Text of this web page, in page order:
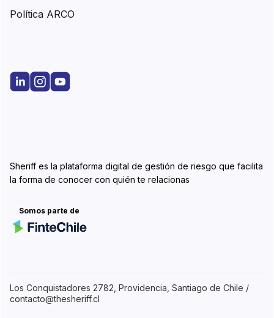
Sheriff es la plataforma digital de gestión de riesgo que facilita
la forma de conocer con quién te relacionas
Somos parte de
Política ARCO
Los Conquistadores 2782, Providencia, Santiago de Chile /
contacto@thesheriff.cl